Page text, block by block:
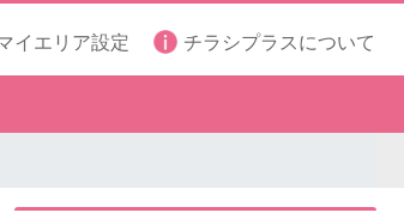
イエリア設定 チラシプラスについて